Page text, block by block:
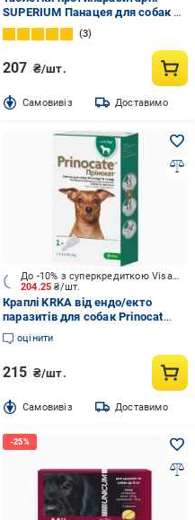
SUPERIUM Панацея для собак 2-
8 кг
3
207 ₴/шт.
Cамовивіз Доставимо
204.25₴/шт.
До -10% з суперкредиткою Visa Вигода
Краплі KRKA від ендо/екто
паразитів для собак Prinocat
вага 4кг (за 1 п-тку 0,4мл 3 в уп)
оцінити
215 ₴/шт.
Cамовивіз Доставимо